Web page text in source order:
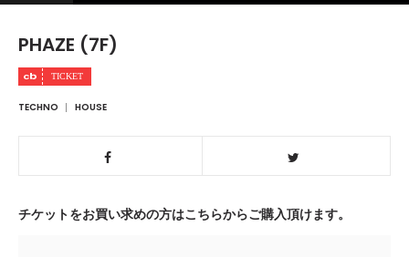
PHAZE (7F)
TECHNO HOUSE
チケットをお買い求めの方はこちらからご購入頂けます。